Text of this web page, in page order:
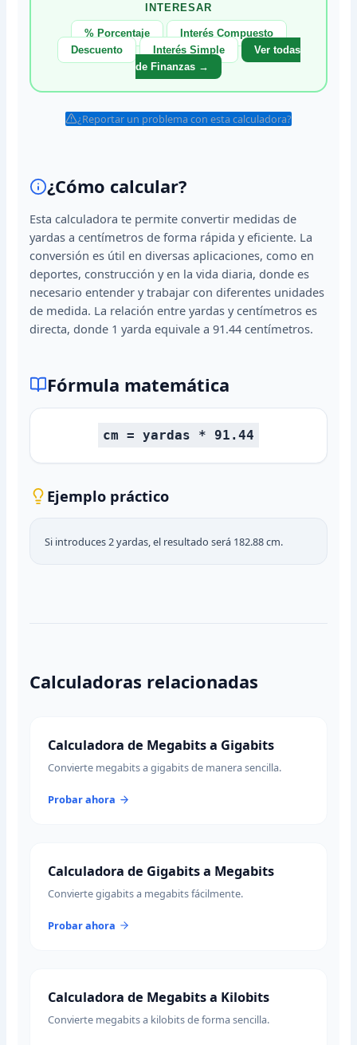
INTERESAR
% Porcentaje
Interés Compuesto
Descuento
Interés Simple
Ver todas
de Finanzas →
¿Reportar un problema con esta calculadora?
¿Cómo calcular?
Esta calculadora te permite convertir medidas de
yardas a centímetros de forma rápida y eficiente. La
conversión es útil en diversas aplicaciones, como en
deportes, construcción y en la vida diaria, donde es
necesario entender y trabajar con diferentes unidades
de medida. La relación entre yardas y centímetros es
directa, donde 1 yarda equivale a 91.44 centímetros.
Fórmula matemática
cm = yardas * 91.44
Ejemplo práctico
Si introduces 2 yardas, el resultado será 182.88 cm.
Calculadoras relacionadas
Calculadora de Megabits a Gigabits
Convierte megabits a gigabits de manera sencilla.
Probar ahora
Calculadora de Gigabits a Megabits
Convierte gigabits a megabits fácilmente.
Probar ahora
Calculadora de Megabits a Kilobits
Convierte megabits a kilobits de forma sencilla.